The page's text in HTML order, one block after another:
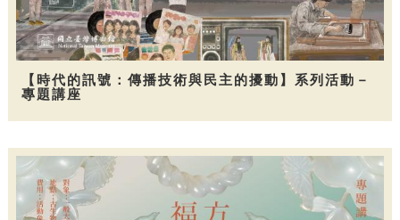
【時代的訊號：傳播技術與民主的擾動】系列活動－
專題講座